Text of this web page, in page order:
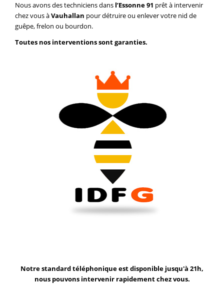
Nous avons des techniciens dans l’Essonne 91 prêt à intervenir
chez vous àVauhallan pour détruire ou enlever votre nid de
guêpe, frelon ou bourdon.
Toutes nos interventions sont garanties.
Notre standard téléphonique est disponible jusqu'à 21h,
nous pouvons intervenir rapidement chez vous.